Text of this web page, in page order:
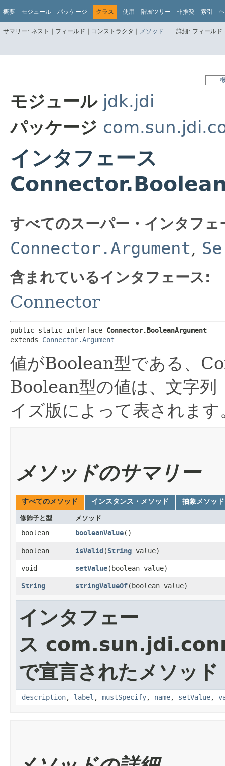
概要 モジュール パッケージ クラス 使用 階層ツリー 非推奨 索引
サマリー: ネスト | フィールド | コンストラクタ | メソッド 詳細: フィール
モジュール jdk.jdi
パッケージ
インタフェース
すべてのスーパー・インタフェ
Connector.Argument,
含まれているインタフェース:
Connector
public static interface Connector.BooleanArgument
extends Connector.Argument
値がBoolean型である、
Boolean型の値は、文字
イズ版によって表されます
メソッドのサマリー
すべてのメソッド インスタンス・メソッド 抽象メソッド
修飾子と型 メソッド
boolean booleanValue()
boolean isValid ​(String value)
void setValue​(boolean value)
String stringValueOf​(boolean value)
インタフェー
ス
で宣言されたメソッド
description, label , mustSpecify, name, setValue,